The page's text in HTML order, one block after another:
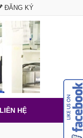
ĐĂNG KÝ
LIÊN HỆ